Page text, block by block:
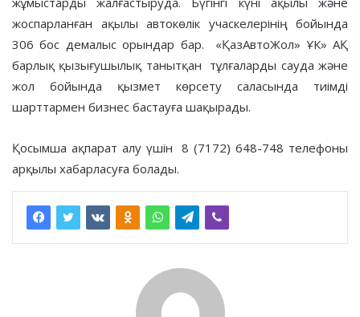
жоспарланған ақылы автокөлік учаскелерінің бойында
306 бос демалыс орындар бар. «ҚазАвтоЖол» ҰК» АҚ
барлық қызығушылық танытқан тұлғаларды сауда және
жол бойында қызмет көрсету саласында тиімді
шарттармен бизнес бастауға шақырады.
Қосымша ақпарат алу үшін 8 (7172) 648-748 телефоны
арқылы хабарласуға болады.